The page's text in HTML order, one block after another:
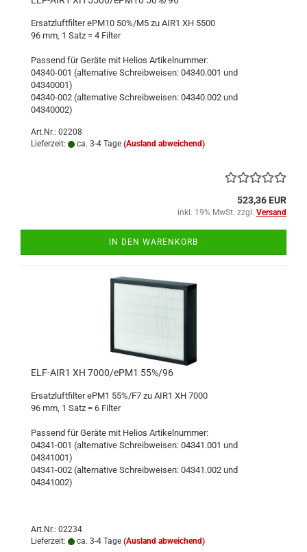
Ersatzluftfilter ePM10 50%/M5 zu AIR1 XH 5500
96 mm, 1 Satz = 4 Filter
Passend für Geräte mit Helios Artikelnummer:
04340-001 (alternative Schreibweisen: 04340.001 und
04340001)
04340-002 (alternative Schreibweisen: 04340.002 und
04340002)
Art.Nr.: 02208
Lieferzeit:
ca. 3-4 Tage (Ausland abweichend)
523,36 EUR
inkl. 19% MwSt. zzgl. Versand
IN DEN WARENKORB
ELF-AIR1 XH 7000/ePM1 55%/96
Ersatzluftfilter ePM1 55%/F7 zu AIR1 XH 7000
96 mm, 1 Satz = 6 Filter
Passend für Geräte mit Helios Artikelnummer:
04341-001 (alternative Schreibweisen: 04341.001 und
04341001)
04341-002 (alternative Schreibweisen: 04341.002 und
04341002)
Art.Nr.: 02234
Lieferzeit:
ca. 3-4 Tage (Ausland abweichend)